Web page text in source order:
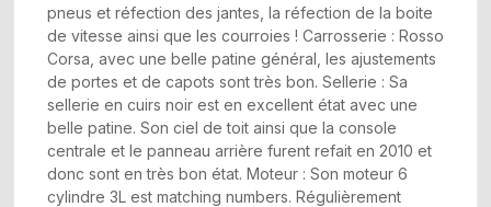
pneus et réfection des jantes, la réfection de la boite
de vitesse ainsi que les courroies ! Carrosserie : Rosso
Corsa, avec une belle patine général, les ajustements
de portes et de capots sont très bon. Sellerie : Sa
sellerie en cuirs noir est en excellent état avec une
belle patine. Son ciel de toit ainsi que la console
centrale et le panneau arrière furent refait en 2010 et
donc sont en très bon état. Moteur : Son moteur 6
cylindre 3L est matching numbers. Régulièrement